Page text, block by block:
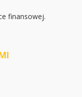
finansowej.